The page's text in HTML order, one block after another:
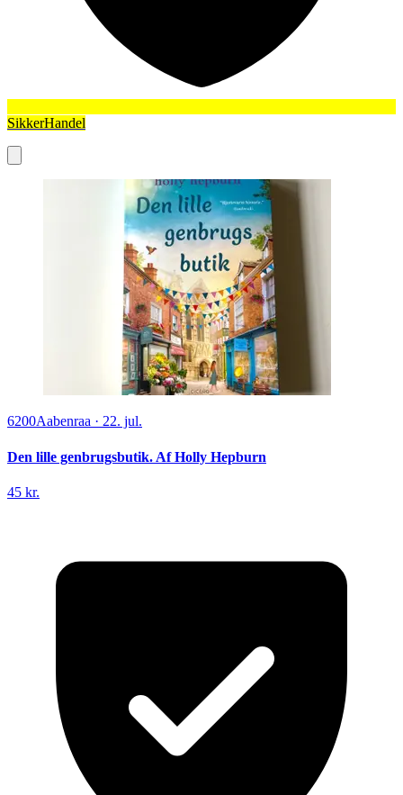
SikkerHandel
6200Aabenraa · 22. jul.
Den lille genbrugsbutik. Af Holly Hepburn
45 kr.